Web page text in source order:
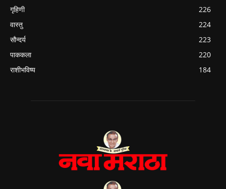
गृहिणी
226
वास्तु
224
सौन्दर्य
223
पाककला
220
राशीभविष्य
184